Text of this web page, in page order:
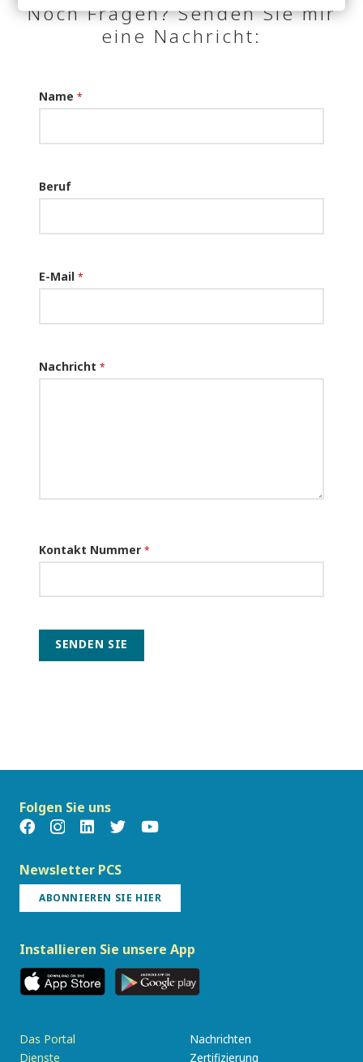
Noch Fragen? Senden Sie mir
eine Nachricht:
Name *
Beruf
E-Mail *
Nachricht *
Kontakt Nummer *
SENDEN SIE
Folgen Sie uns
Newsletter PCS
ABONNIEREN SIE HIER
Installieren Sie unsere App
Das Portal
Dienste
Nachrichten
Zertifizierung